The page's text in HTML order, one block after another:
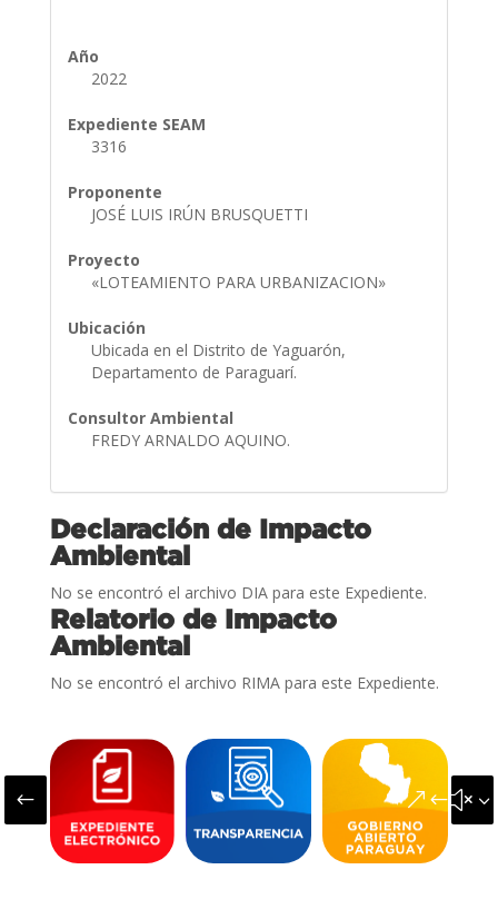
Año
2022
Expediente SEAM
3316
Proponente
JOSÉ LUIS IRÚN BRUSQUETTI
Proyecto
«LOTEAMIENTO PARA URBANIZACION»
Ubicación
Ubicada en el Distrito de Yaguarón,
Departamento de Paraguarí.
Consultor Ambiental
FREDY ARNALDO AQUINO.
Declaración de Impacto
Ambiental
No se encontró el archivo DIA para este Expediente.
Relatorio de Impacto
Ambiental
No se encontró el archivo RIMA para este Expediente.
#